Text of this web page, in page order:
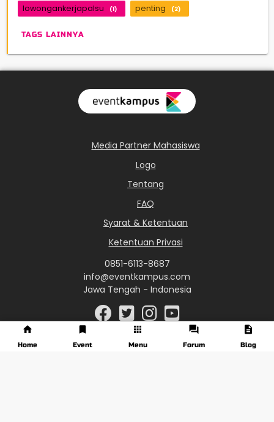
lowongankerjapalsu (1) penting (2)
TAGS LAINNYA
Media Partner Mahasiswa
Logo
Tentang
FAQ
Syarat & Ketentuan
Ketentuan Privasi
0851-6113-8687
info@eventkampus.com
Jawa Tengah - Indonesia
Home Event Menu Forum Blog